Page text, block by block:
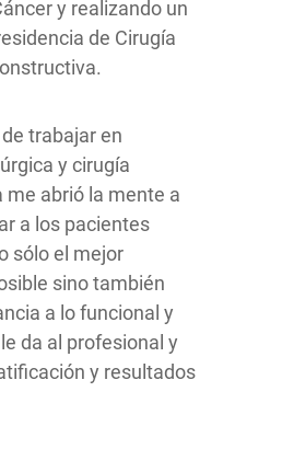
y realizando un
de Cirugía
trabajar en
y cirugía
me abrió la mente a
a los pacientes
sólo el mejor
sino también
a lo funcional y
da al profesional y
y resultados